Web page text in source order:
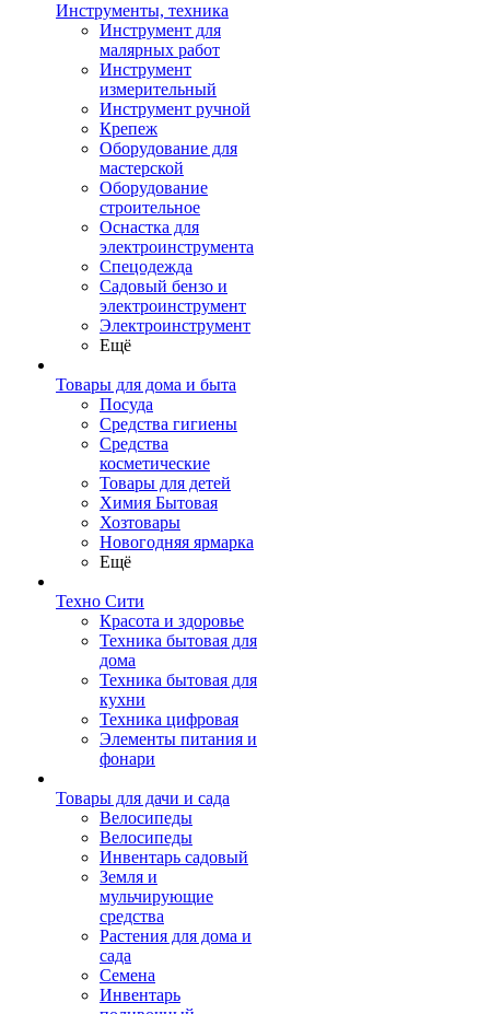
Инструменты, техника
Инструмент для
малярных работ
Инструмент
измерительный
Инструмент ручной
Крепеж
Оборудование для
мастерской
Оборудование
строительное
Оснастка для
электроинструмента
Спецодежда
Садовый бензо и
электроинструмент
Электроинструмент
Ещё
Товары для дома и быта
Посуда
Средства гигиены
Средства
косметические
Товары для детей
Химия Бытовая
Хозтовары
Новогодняя ярмарка
Ещё
Техно Сити
Красота и здоровье
Техника бытовая для
дома
Техника бытовая для
кухни
Техника цифровая
Элементы питания и
фонари
Товары для дачи и сада
Велосипеды
Велосипеды
Инвентарь садовый
Земля и
мульчирующие
средства
Растения для дома и
сада
Семена
Инвентарь